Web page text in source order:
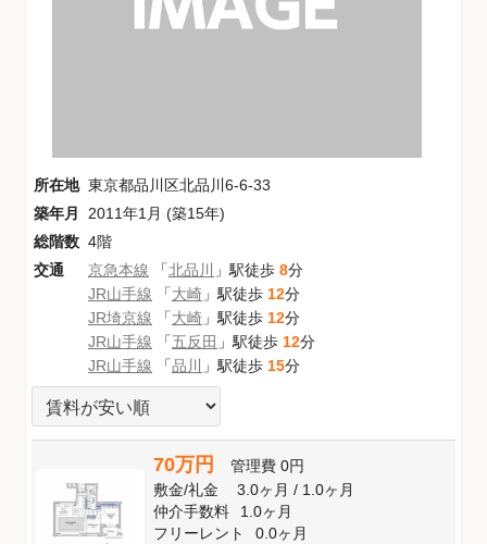
所在地 東京都品川区北品川6-6-33
築年月
2011年1月 (築15年)
総階数 4階
交通
京急本線 「北品川 」駅徒歩 8分
JR山手線 「大崎 」駅徒歩 12分
JR埼京線 「大崎 」駅徒歩 12分
JR山手線 「五反田 」駅徒歩 12分
JR山手線 「品川 」駅徒歩 15分
70万円 管理費 0円
敷金/礼金 3.0ヶ月/ 1.0ヶ月
仲介手数料
1.0ヶ月
フリーレント
0.0ヶ月